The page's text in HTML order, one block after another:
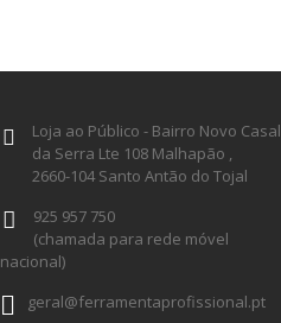
Loja ao Público - Bairro Novo Casal
da Serra Lte 108 Malhapão ,
2660-104 Santo Antão do Tojal
925 957 750
(chamada para rede móvel
nacional)
geral@ferramentaprofissional.pt